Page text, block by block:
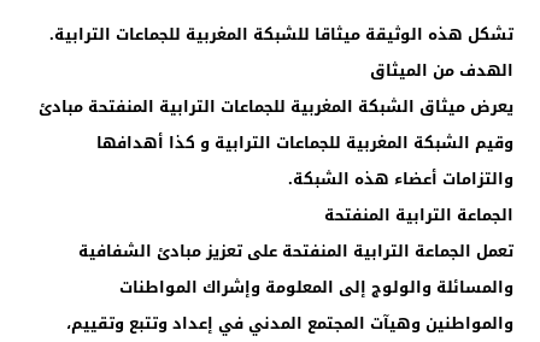
تشكل هذه الوثيقة ميثاقا للشبكة المغربية للجماعات الترابية.
الهدف من الميثاق
يعرض ميثاق الشبكة المغربية للجماعات الترابية المنفتحة مبادئ
وقيم الشبكة المغربية للجماعات الترابية و كذا أهدافها
والتزامات أعضاء هذه الشبكة.
الجماعة الترابية المنفتحة
تعمل الجماعة الترابية المنفتحة على تعزيز مبادئ الشفافية
والمسائلة والولوج إلى المعلومة وإشراك المواطنات
والمواطنين وهيآت المجتمع المدني في إعداد وتتبع وتقييم،